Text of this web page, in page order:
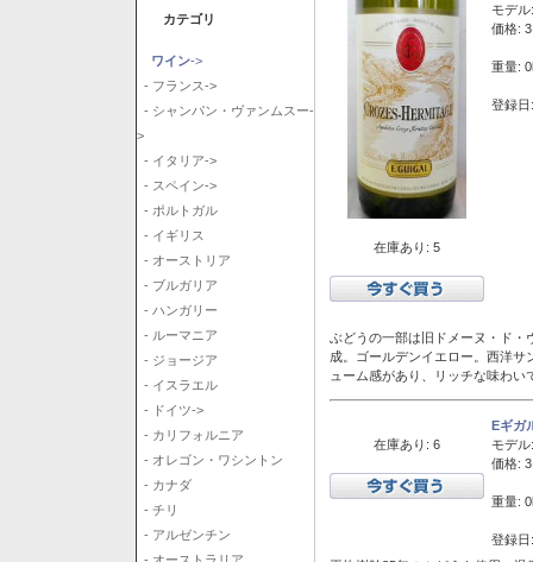
カテゴリ
ワイン->
- フランス->
- シャンパン・ヴァンムスー-
>
- イタリア->
- スペイン->
- ポルトガル
- イギリス
- オーストリア
- ブルガリア
- ハンガリー
- ルーマニア
- ジョージア
- イスラエル
- ドイツ->
- カリフォルニア
- オレゴン・ワシントン
- カナダ
- チリ
- アルゼンチン
在庫あり: 5
モデル:
価格:
重量:
登録
ぶどうの一部は旧ドメーヌ・ド・
成。ゴールデンイエロー。西洋
ューム感があり、リッチな味わい
在庫あり: 6
Eギガ
モデル:
価格:
重量:
登録